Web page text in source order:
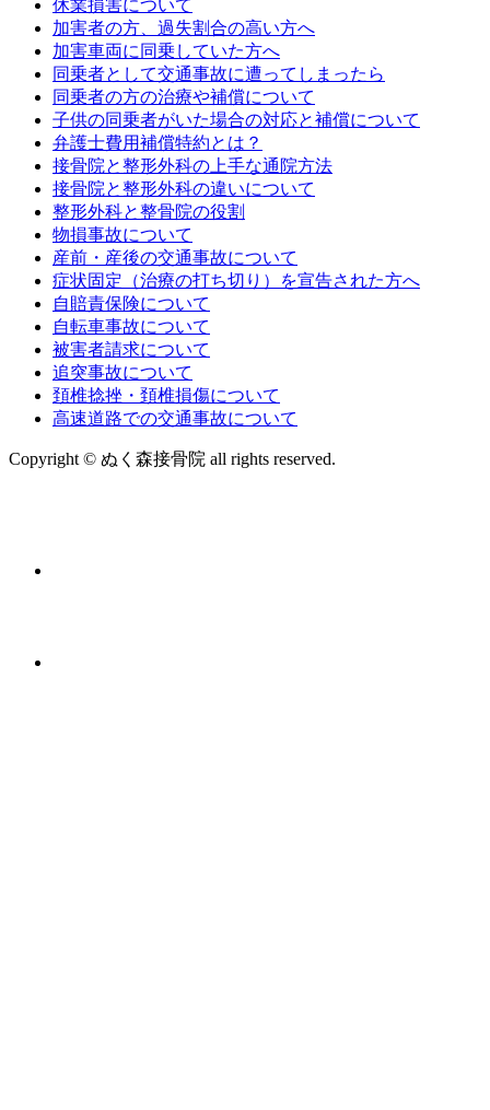
休業損害について
加害者の方、過失割合の高い方へ
加害車両に同乗していた方へ
同乗者として交通事故に遭ってしまったら
同乗者の方の治療や補償について
子供の同乗者がいた場合の対応と補償について
弁護士費用補償特約とは？
接骨院と整形外科の上手な通院方法
接骨院と整形外科の違いについて
整形外科と整骨院の役割
物損事故について
産前・産後の交通事故について
症状固定（治療の打ち切り）を宣告された方へ
自賠責保険について
自転車事故について
被害者請求について
追突事故について
頚椎捻挫・頚椎損傷について
高速道路での交通事故について
Copyright © ぬく森接骨院 all rights reserved.